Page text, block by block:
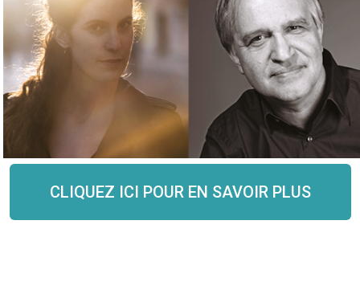
Daniel de Morais,théorbe
Marcelo Giannini, orgue
Temple de Carouge
Dimanche 16 mai 12h15
CLIQUEZ ICI POUR EN SAVOIR PLUS